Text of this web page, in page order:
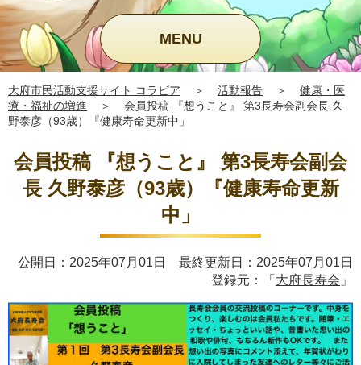
MENU
大府市民活動支援サイト コラビア ＞ 活動報告 ＞
健康・医
療・福祉の増進
＞
会員投稿 『想うこと』 第3長寿会副会長 久
野泰彦（93歳）『健康寿命更新中」
会員投稿 『想うこと』 第3長寿会副会
長 久野泰彦（93歳）『健康寿命更新
中」
公開日：2025年07月01日 最終更新日：2025年07月01日
登録元：「 大府長寿会 」